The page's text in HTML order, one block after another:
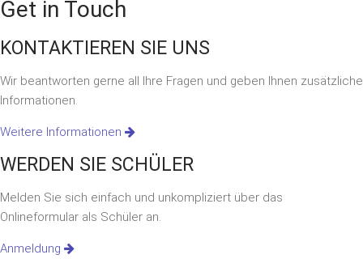
Get in Touch
KONTAKTIEREN SIE UNS
Wir beantworten gerne all Ihre Fragen und geben Ihnen zusätzliche
Informationen.
Weitere Informationen
WERDEN SIE SCHÜLER
Melden Sie sich einfach und unkompliziert über das
Onlineformular als Schüler an.
Anmeldung